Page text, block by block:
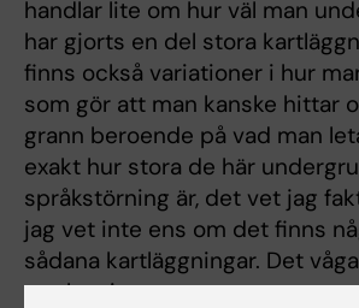
handlar lite om hur väl man
har gjorts en del stora
finns också variationer i hur
som gör att man kanske hittar
grann beroende på vad man
exakt hur stora de här
språkstörning är, det vet jag
jag vet inte ens om det finns
sådana kartläggningar. Det
uttala mig om.